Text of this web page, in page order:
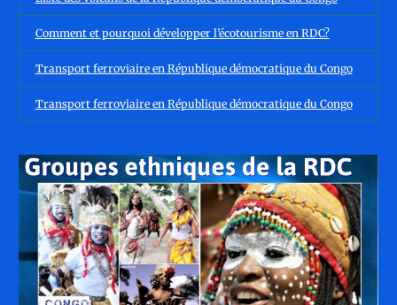
Comment et pourquoi développer l’écotourisme en RDC?
Transport ferroviaire en République démocratique du Congo
Transport ferroviaire en République démocratique du Congo